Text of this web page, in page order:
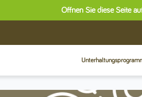
Öffnen Sie diese Seite